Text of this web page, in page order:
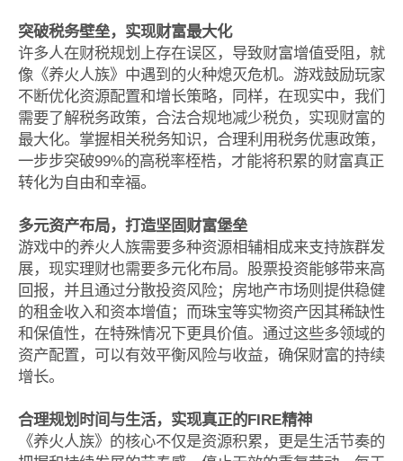
突破税务壁垒，实现财富最大化
许多人在财税规划上存在误区，导致财富增值受阻，就
像《养火人族》中遇到的火种熄灭危机。游戏鼓励玩家
不断优化资源配置和增长策略，同样，在现实中，我们
需要了解税务政策，合法合规地减少税负，实现财富的
最大化。掌握相关税务知识，合理利用税务优惠政策，
一步步突破99%的高税率桎梏，才能将积累的财富真正
转化为自由和幸福。
多元资产布局，打造坚固财富堡垒
游戏中的养火人族需要多种资源相辅相成来支持族群发
展，现实理财也需要多元化布局。股票投资能够带来高
回报，并且通过分散投资风险；房地产市场则提供稳健
的租金收入和资本增值；而珠宝等实物资产因其稀缺性
和保值性，在特殊情况下更具价值。通过这些多领域的
资产配置，可以有效平衡风险与收益，确保财富的持续
增长。
合理规划时间与生活，实现真正的FIRE精神
《养火人族》的核心不仅是资源积累，更是生活节奏的